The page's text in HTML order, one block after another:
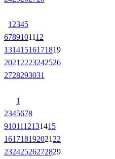
1 2345
6789101112
13141516171819
2021 2223242526
2728293031
1
2345678
9101112131415
161718192021 22
23242526272829